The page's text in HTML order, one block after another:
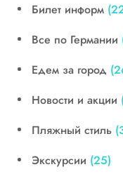
Билет информ
Все по Германии
Едем за город
Новости и акции
Пляжный стиль
Экскурсии (25)